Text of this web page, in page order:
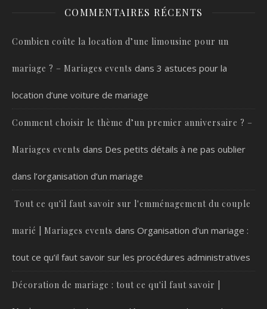
COMMENTAIRES RÉCENTS
Combien coûte la location d’une limousine pour un
mariage ? – Mariages events dans 3 astuces pour la
location d’une voiture de mariage
Comment choisir le thème d’un premier anniversaire ? –
Mariages events dans Des petits détails à ne pas oublier
dans l’organisation d’un mariage
Tout ce qu'il faut savoir sur l'emménagement du couple
marié | Mariages events dans Organisation d’un mariage :
tout ce qu’il faut savoir sur les procédures administratives
Décoration de mariage : tout ce qu'il faut savoir |